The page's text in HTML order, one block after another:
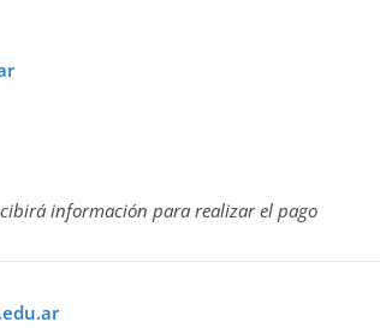
información para realizar el pago